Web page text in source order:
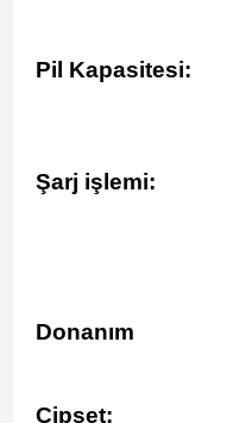
Pil Kapasitesi:
Şarj işlemi:
Donanım
Çipset: